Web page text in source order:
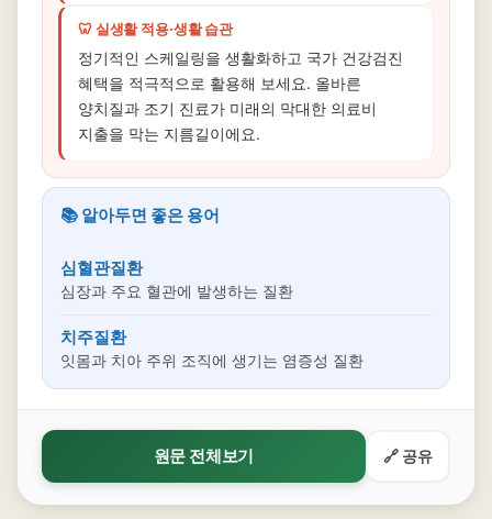
🦷 실생활 적용·생활 습관
정기적인 스케일링을 생활화하고 국가 건강검진
혜택을 적극적으로 활용해 보세요. 올바른
양치질과 조기 진료가 미래의 막대한 의료비
지출을 막는 지름길이에요.
📚 알아두면 좋은 용어
심혈관질환
심장과 주요 혈관에 발생하는 질환
치주질환
잇몸과 치아 주위 조직에 생기는 염증성 질환
원문 전체보기 🔗 공유